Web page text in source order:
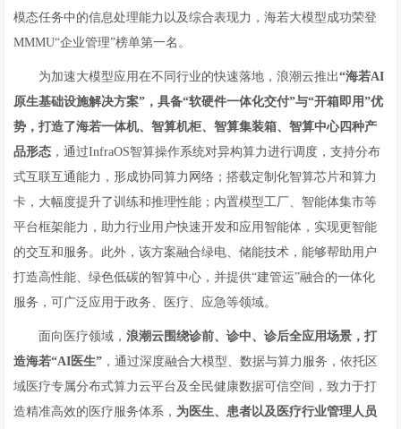
模态任务中的信息处理能力以及综合表现力，海若大模型成功荣登
MMMU“企业管理”榜单第一名。
为加速大模型应用在不同行业的快速落地，浪潮云推出“海若AI
原生基础设施解决方案”，具备“软硬件一体化交付”与“开箱即用”优
势，打造了海若一体机、智算机柜、智算集装箱、智算中心四种产
品形态 ，通过InfraOS智算操作系统对异构算力进行调度，支持分布
式互联互通能力，形成协同算力网络；搭载定制化智算芯片和算力
卡，大幅度提升了训练和推理性能；内置模型工厂、智能体集市等
平台框架能力，助力行业用户快速开发和应用智能体，实现更智能
的交互和服务。此外，该方案融合绿电、储能技术，能够帮助用户
打造高性能、绿色低碳的智算中心，并提供“建管运”融合的一体化
服务，可广泛应用于政务、医疗、应急等领域。
面向医疗领域，浪潮云围绕诊前、诊中、诊后全应用场景，打
造海若“AI医生” ，通过深度融合大模型、数据与算力服务，依托区
域医疗专属分布式算力云平台及全民健康数据可信空间，致力于打
造精准高效的医疗服务体系， 为医生、患者以及医疗行业管理人员